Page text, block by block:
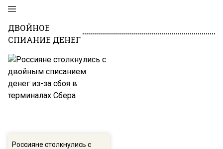
ДВОЙНОЕ
СПИАНИЕ ДЕНЕГ
Россияне столкнулись с